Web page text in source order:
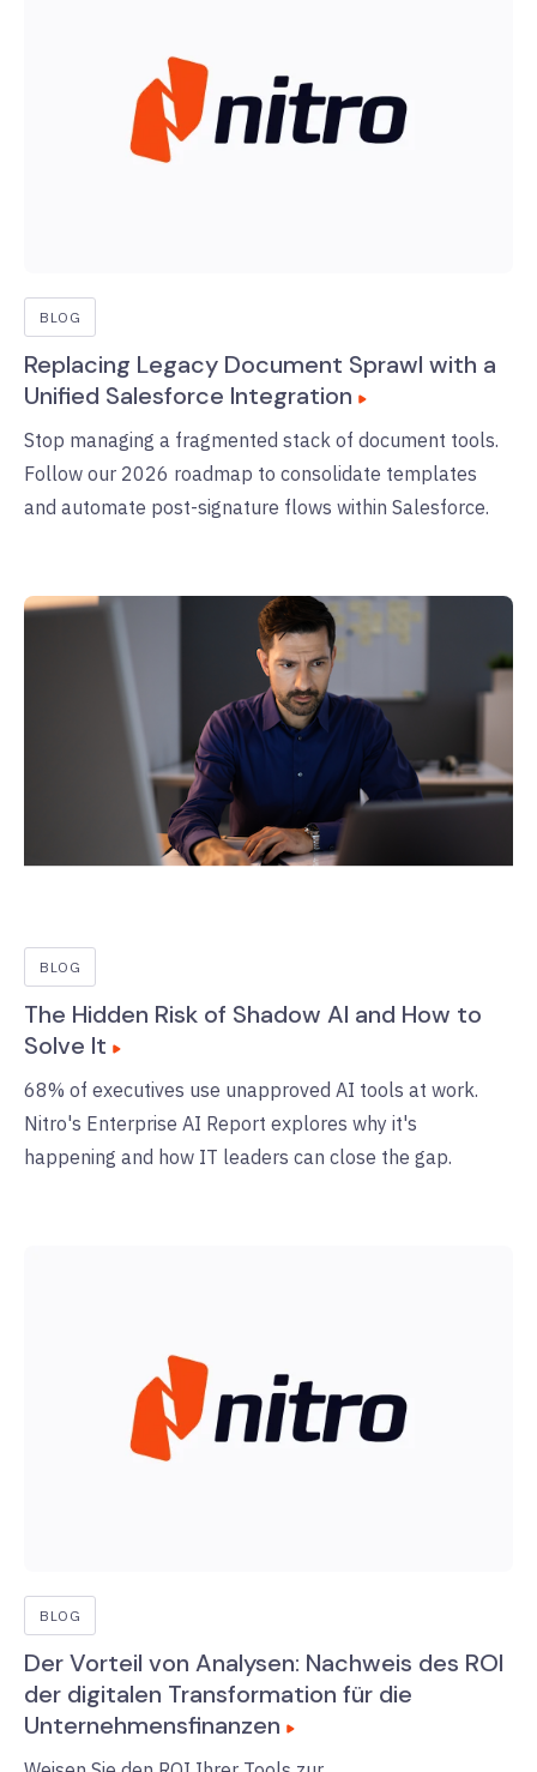
BLOG
Replacing Legacy Document Sprawl with a
Unified Salesforce Integration
Stop managing a fragmented stack of document tools.
Follow our 2026 roadmap to consolidate templates
and automate post-signature flows within Salesforce.
BLOG
The Hidden Risk of Shadow AI and How to
Solve It
68% of executives use unapproved AI tools at work.
Nitro's Enterprise AI Report explores why it's
happening and how IT leaders can close the gap.
BLOG
Der Vorteil von Analysen: Nachweis des ROI
der digitalen Transformation für die
Unternehmensfinanzen